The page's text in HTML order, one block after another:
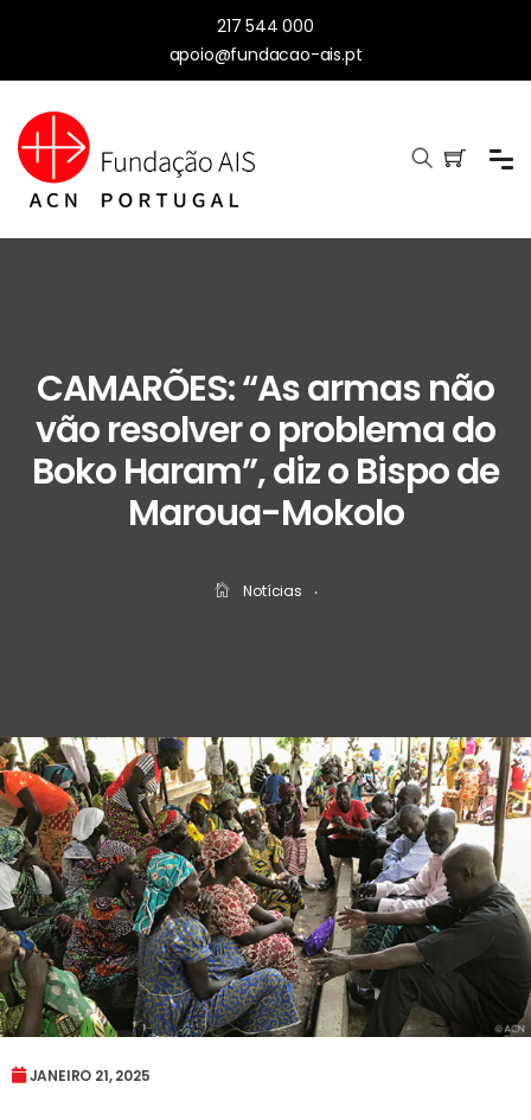
217 544 000
apoio@fundacao-ais.pt
CAMARÕES: “As armas não
vão resolver o problema do
Boko Haram”, diz o Bispo de
Maroua-Mokolo
Notícias ‧
JANEIRO 21, 2025